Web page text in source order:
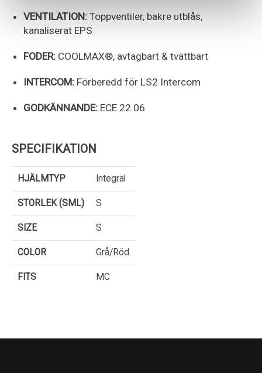
VENTILATION: Toppventiler, bakre utblås,
kanaliserat EPS
FODER: COOLMAX®, avtagbart & tvättbart
INTERCOM: Förberedd för LS2 Intercom
GODKÄNNANDE: ECE 22.06
SPECIFIKATION
HJÄLMTYP Integral
STORLEK (SML) S
SIZE S
COLOR Grå/Röd
FITS MC